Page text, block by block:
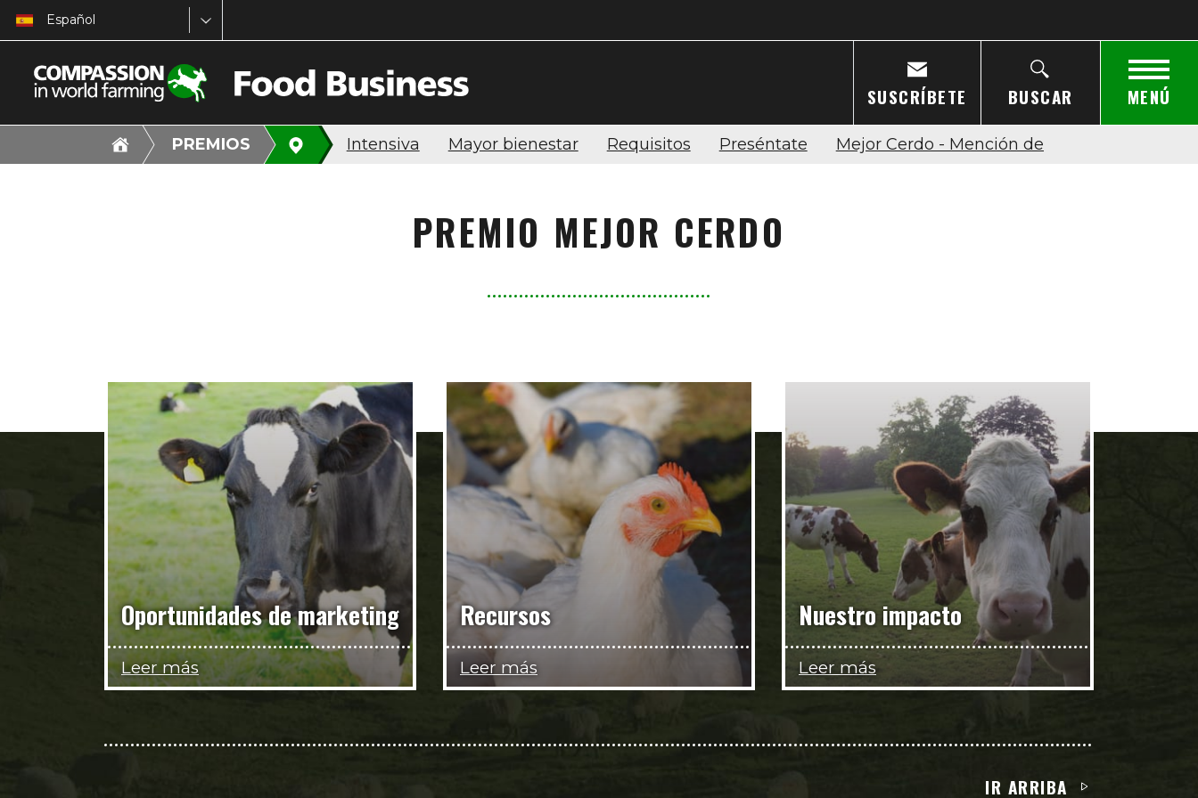
Español
SUSCRÍBETE BUSCAR MENÚ
PREMIOS Intensiva Mayor bienestar Requisitos Preséntate Mejor Cerdo - Mención de Honor
PREMIO MEJOR CERDO
Oportunidades de marketing
Leer más
Recursos
Leer más
Nuestro impacto
Leer más
IR ARRIBA